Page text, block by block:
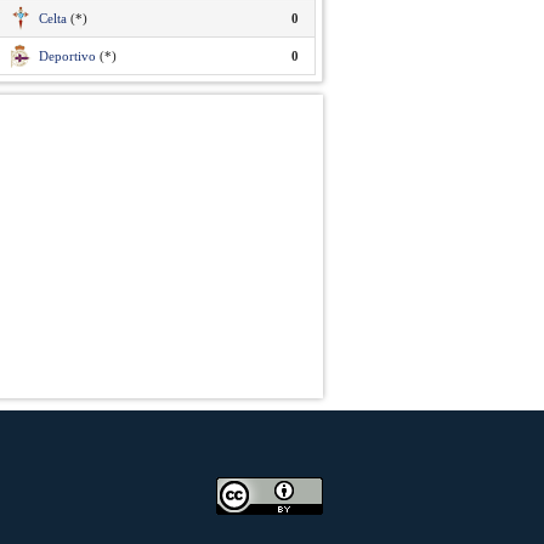
Celta (*) 0
Deportivo (*) 0